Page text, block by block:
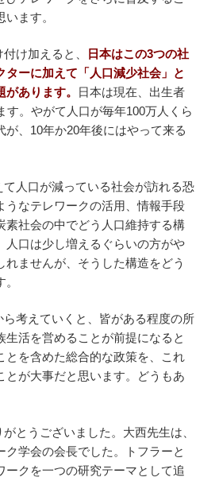
ます。
け加えると、
日本はこの3つの社
ターに加えて「人口減少社会」と
あります。
日本は現在、出生者
す。やがて人口が毎年100万人くら
が、10年か20年後にはやって来る
人口が減っている社会が訪れる恐
うなテレワークの活用、情報手段
素社会の中でどう人口維持する構
人口は少し増えるぐらいの方がや
れませんが、そうした構造をどう
考えていくと、皆がある程度の所
生活を営めることが前提になると
とを含めた総合的な政策を、これ
とが大事だと思います。どうもあ
とうございました。大西先生は、
ク学会の会長でした。トフラーと
ークを一つの研究テーマとして追